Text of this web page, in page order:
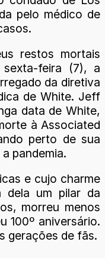
pelo médico de
restos mortais
feira (7), a
da diretiva
de White. Jeff
data de White,
à Associated
perto de sua
pandemia.
e cujo charme
dela um pilar da
morreu menos
100º aniversário.
gerações de fãs.